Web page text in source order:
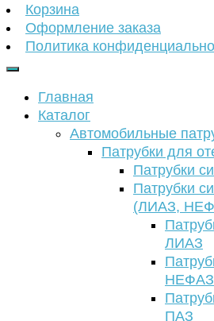
Корзина
Оформление заказа
Политика
Главная
Каталог
Автомобильные
Патрубки для
Патрубки
Патрубки
(ЛИАЗ,
ЛИАЗ
НЕФАЗ
ПАЗ